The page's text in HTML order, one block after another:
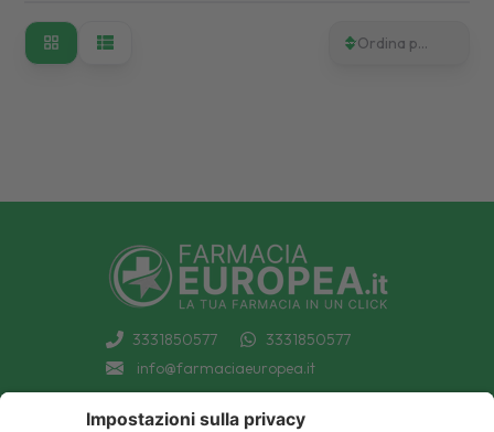
Ordina per
3331850577
3331850577
info@farmaciaeuropea.it